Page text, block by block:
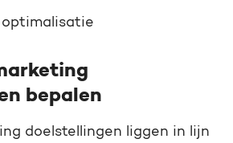
optimalisatie
bepalen
doelstellingen liggen in lijn